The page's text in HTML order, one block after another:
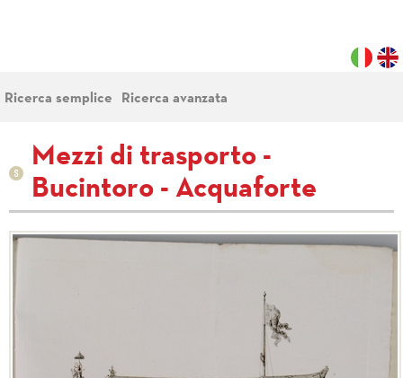
Ricerca semplice Ricerca avanzata
Mezzi di trasporto -
Bucintoro - Acquaforte